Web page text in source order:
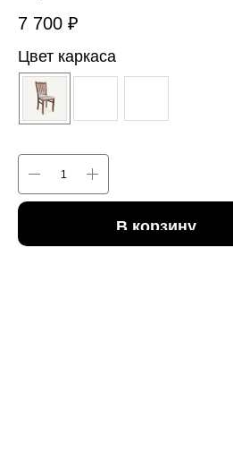
7 700 ₽
Цвет каркаса
В корзину